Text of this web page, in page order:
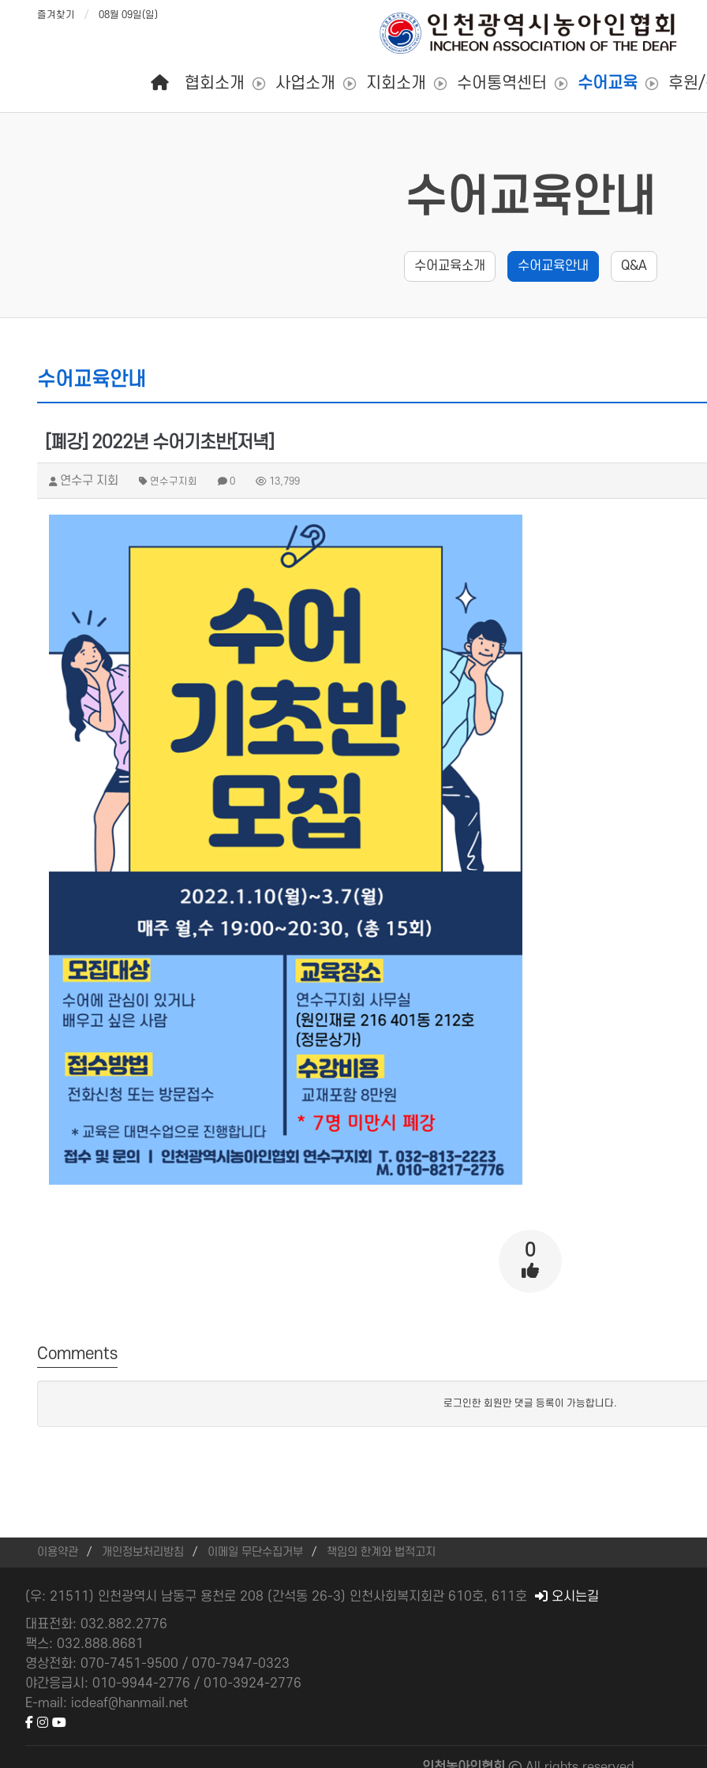
즐겨찾기 08월 09일(일)
협회소개 사업소개 지회소개 수어통역센터 수어교육 후원
수어교육안내
수어교육소개 수어교육안내 Q&A
수어교육안내
[폐강] 2022년 수어기초반[저녁]
연수구 지회 연수구지회 0 13,799
0
Comments
로그인한 회원만 댓글 등록이 가능합니다.
이용약관 개인정보처리방침 이메일 무단수집거부 책임의 한계와 법적고지
(우: 21511) 인천광역시 남동구 용천로 208 (간석동 26-3) 인천사회복지회관 610호, 611호
오시는길
대표전화: 032.882.2776
팩스: 032.888.8681
영상전화: 070-7451-9500 / 070-7947-0323
야간응급시: 010-9944-2776 / 010-3924-2776
E-mail: icdeaf@hanmail.net